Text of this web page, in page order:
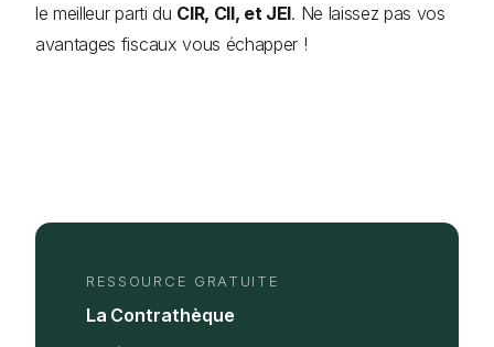
le meilleur parti du CIR, CII, et JEI. Ne laissez pas vos
avantages fiscaux vous échapper !
RESSOURCE GRATUITE
La Contrathèque